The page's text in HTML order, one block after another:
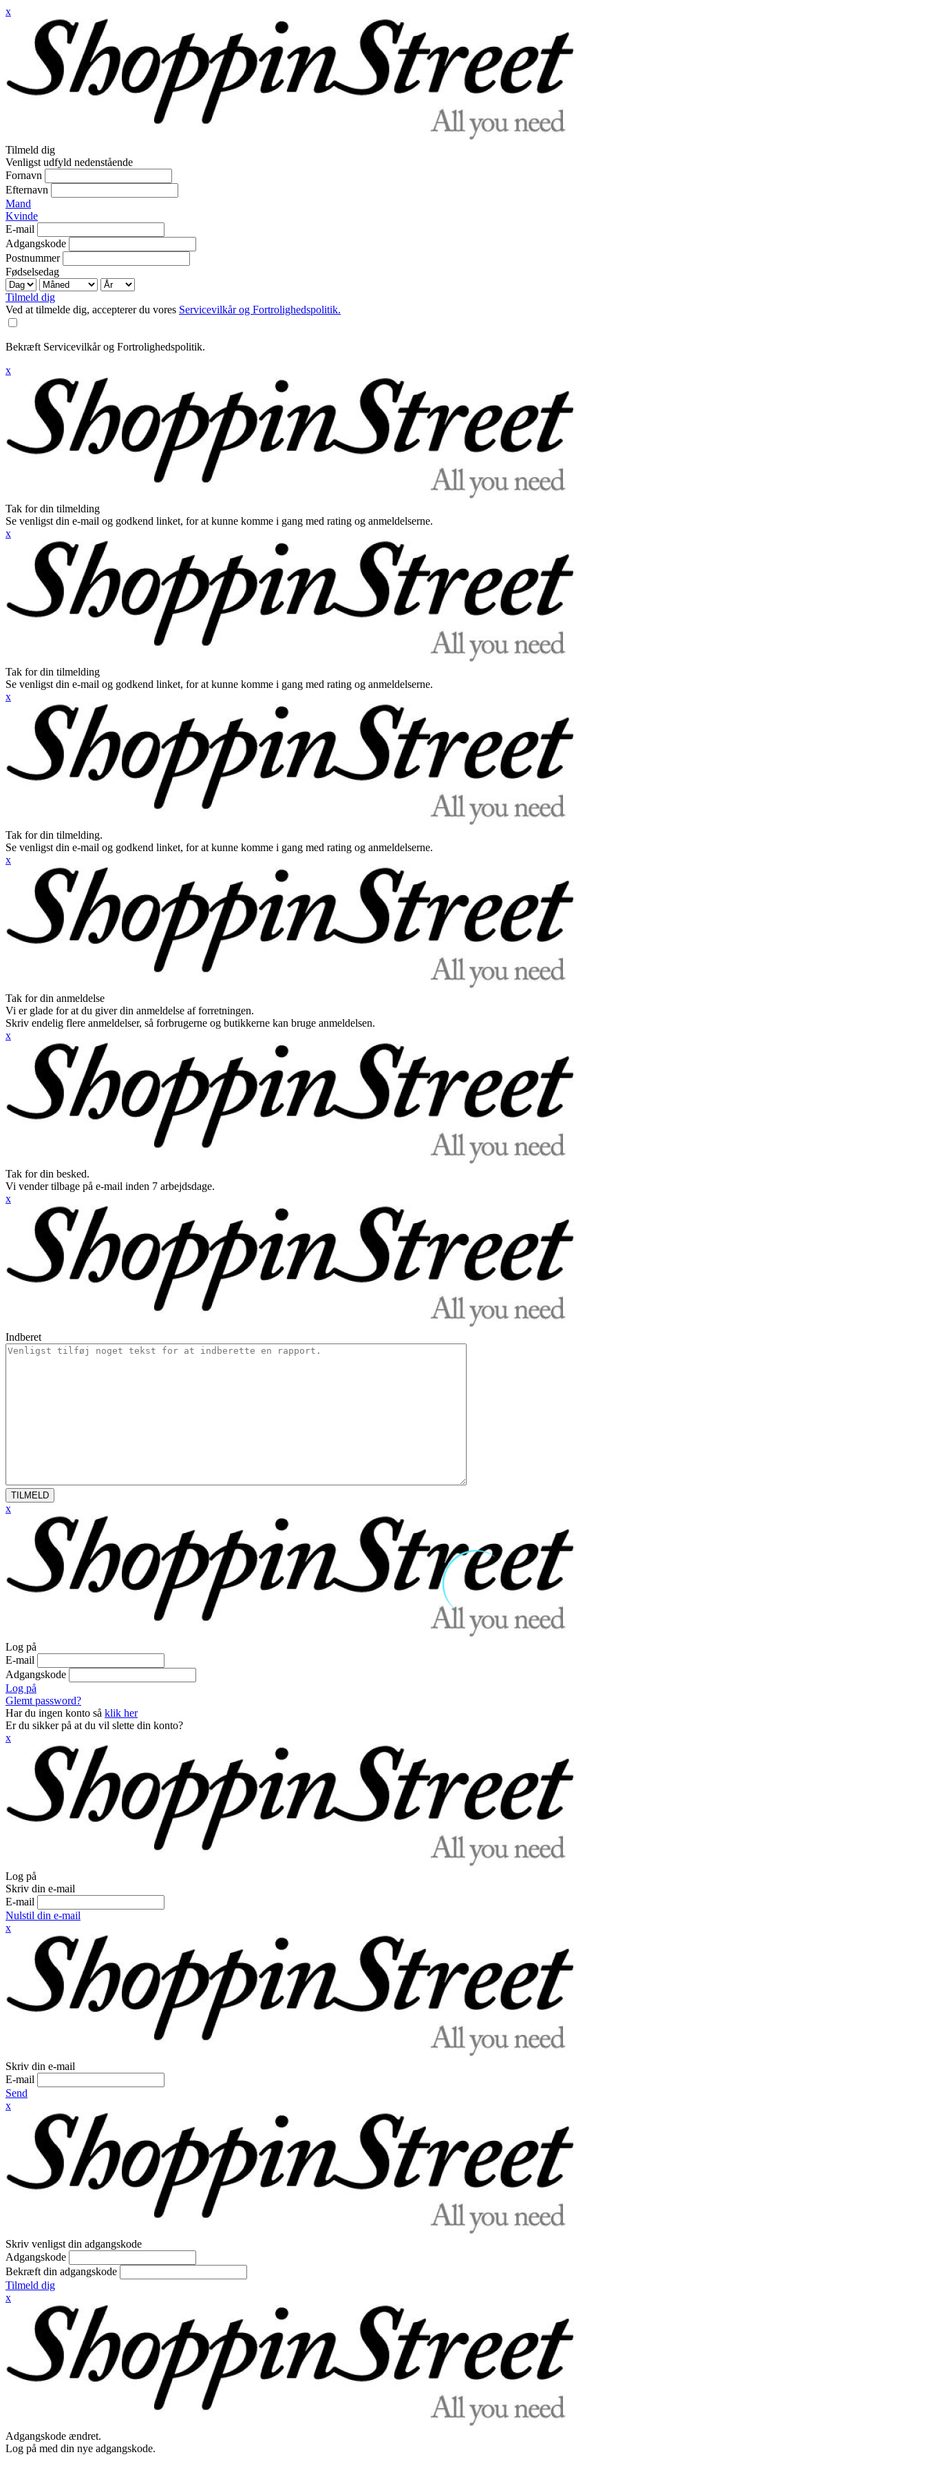
x
Tilmeld dig
Venligst udfyld nedenstående
Fornavn
Efternavn
Mand
Kvinde
E-mail
Adgangskode
Postnummer
Fødselsedag
Tilmeld dig
Ved at tilmelde dig, accepterer du vores Servicevilkår og Fortrolighedspolitik.
Bekræft Servicevilkår og Fortrolighedspolitik.
x
Tak for din tilmelding
Se venligst din e-mail og godkend linket, for at kunne komme i gang med rating og anmeldelserne.
x
Tak for din tilmelding
Se venligst din e-mail og godkend linket, for at kunne komme i gang med rating og anmeldelserne.
x
Tak for din tilmelding.
Se venligst din e-mail og godkend linket, for at kunne komme i gang med rating og anmeldelserne.
x
Tak for din anmeldelse
Vi er glade for at du giver din anmeldelse af forretningen.
Skriv endelig flere anmeldelser, så forbrugerne og butikkerne kan bruge anmeldelsen.
x
Tak for din besked.
Vi vender tilbage på e-mail inden 7 arbejdsdage.
x
Indberet
TILMELD
x
Log på
E-mail
Adgangskode
Log på
Glemt password?
Har du ingen konto så klik her
Er du sikker på at du vil slette din konto?
x
Log på
Skriv din e-mail
E-mail
Nulstil din e-mail
x
Skriv din e-mail
E-mail
Send
x
Skriv venligst din adgangskode
Adgangskode
Bekræft din adgangskode
Tilmeld dig
x
Adgangskode ændret.
Log på med din nye adgangskode.